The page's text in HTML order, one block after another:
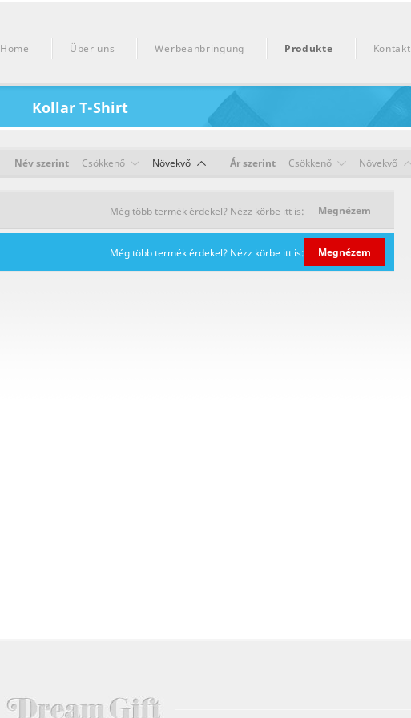
Home Über uns Werbeanbringung Produkte Kontakt
Kollar T-Shirt
Név szerint Csökkenő Növekvő Ár szerint Csökkenő Növekvő
Még több termék érdekel? Nézz körbe itt is: Megnézem
Még több termék érdekel? Nézz körbe itt is: Megnézem